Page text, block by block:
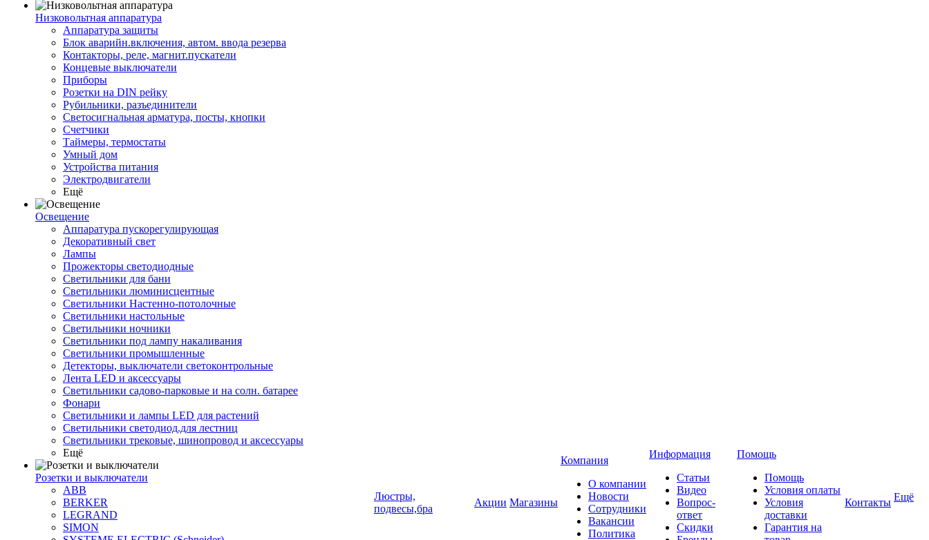
Низковольтная аппаратура
Аппаратура защиты
Блок аварийн.включения, автом. ввода резерва
Контакторы, реле, магнит.пускатели
Концевые выключатели
Приборы
Розетки на DIN рейку
Рубильники, разъединители
Светосигнальная арматура, посты, кнопки
Счетчики
Таймеры, термостаты
Умный дом
Устройства питания
Электродвигатели
Ещё
Освещение
Аппаратура пускорегулирующая
Декоративный свет
Лампы
Прожекторы светодиодные
Светильники для бани
Светильники люминисцентные
Светильники Настенно-потолочные
Светильники настольные
Светильники ночники
Светильники под лампу накаливания
Светильники промышленные
Детекторы, выключатели светоконтрольные
Лента LED и аксессуары
Светильники садово-парковые и на солн. батарее
Фонари
Светильники и лампы LED для растений
Светильники светодиод.для лестниц
Светильники трековые, шинопровод и аксессуары
Ещё
Розетки и выключатели
ABB
BERKER
LEGRAND
SIMON
Люстры,
подвесы,бра
Акции Магазины
Компания
О компании
Новости
Сотрудники
Вакансии
Политика
Информация
Статьи
Видео
Вопрос-
ответ
Скидки
Помощь
Помощь
Условия оплаты
Условия
доставки
Гарантия на
Контакты Ещё